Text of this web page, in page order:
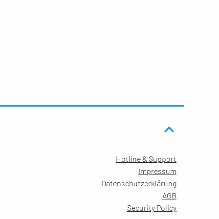
Hotline & Support
Impressum
Datenschutzerklärung
AGB
Security Policy